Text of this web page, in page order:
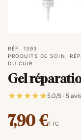
RÉF. 1393
PRODUITS DE SOIN,
DU CUIR
Gel
5.0/5 · 5
7,90 €TTC